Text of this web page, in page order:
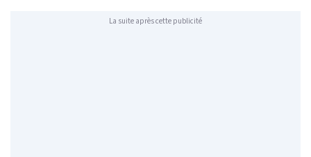
La suite après cette publicité